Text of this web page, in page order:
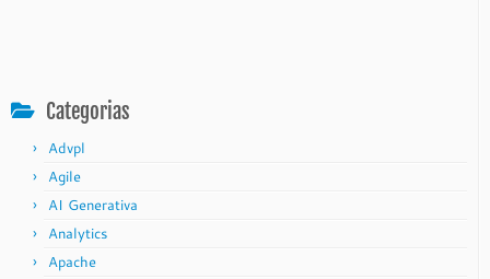
Categorias
Advpl
Agile
AI Generativa
Analytics
Apache